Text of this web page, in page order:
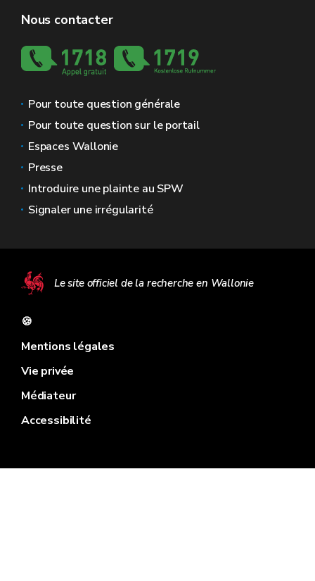
Nous contacter
Pour toute question générale
Pour toute question sur le portail
Espaces Wallonie
Presse
Introduire une plainte au SPW
Signaler une irrégularité
Le site officiel de la recherche en Wallonie
🍪
Mentions légales
Vie privée
Médiateur
Accessibilité